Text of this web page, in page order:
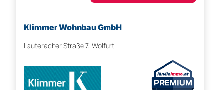
Klimmer Wohnbau GmbH
Lauteracher Straße 7, Wolfurt